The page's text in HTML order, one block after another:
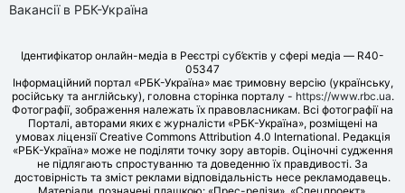
Вакансії в РБК-Україна
Ідентифікатор онлайн-медіа в Реєстрі суб’єктів у сфері медіа — R40-
05347
Інформаційний портал «РБК-Україна» має тримовну версію (українську,
російську та англійську), головна сторінка порталу - https://www.rbc.ua.
Фотографії, зображення належать їх правовласникам. Всі фотографії на
Порталі, авторами яких є журналісти «РБК-Україна», розміщені на
умовах ліцензії Creative Commons Attribution 4.0 International. Редакція
«РБК-Україна» може не поділяти точку зору авторів. Оціночні судження
не підлягають спростуванню та доведенню їх правдивості. За
достовірність та зміст реклами відповідальність несе рекламодавець.